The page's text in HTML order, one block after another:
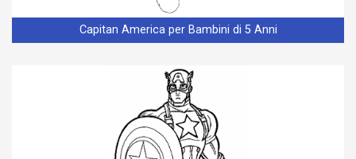
Capitan America per Bambini di 5 Anni